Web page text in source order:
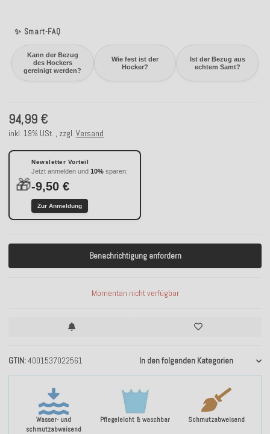
✨ Smart-FAQ
Kann der Bezug
des Hockers
gereinigt werden?
Wie fest ist der
Hocker?
Ist der Bezug aus
echtem Samt?
Wasser- und
schmutzabweisend
Pflegeleicht & waschbar Schmutzabweisend
GTIN 4001537022561 In den folgenden Kategorien
94,99 €
inkl. 19% USt. , zzgl. Versand
🎁
Newsletter Vorteil
Jetzt anmelden und 10% sparen:
-9,50 €
Zur Anmeldung
Benachrichtigung anfordern
Momentan nicht verfügbar